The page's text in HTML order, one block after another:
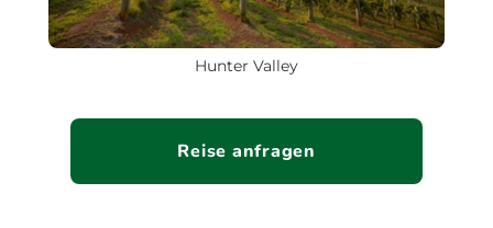
Hunter Valley
Reise anfragen